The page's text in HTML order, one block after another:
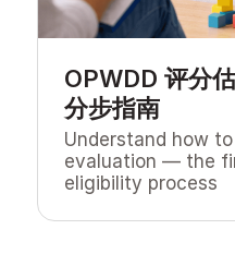
OPWDD 评分
分步指南
Understand how
evaluation — the
eligibility process